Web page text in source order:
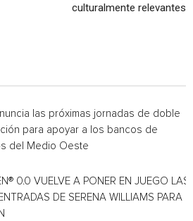
culturalmente relevantes
las próximas jornadas de doble
para apoyar a los bancos de
del Medio Oeste
0.0 VUELVE A PONER EN JUEGO LAS
DE SERENA WILLIAMS PARA